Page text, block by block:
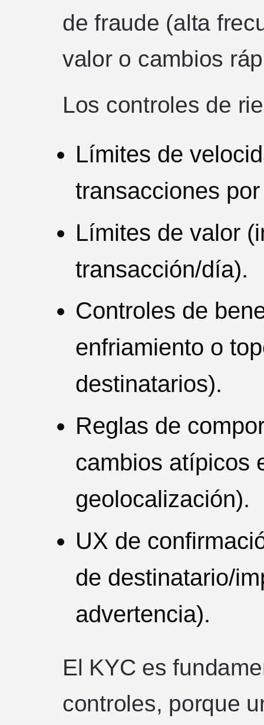
de fraude (alta
valor o cambios
Los controles de
Límites de
transacciones
Límites de valor
transacción/día).
Controles de
enfriamiento o
destinatarios).
Reglas de
cambios atípicos
geolocalización).
UX de
de destinatario/
advertencia).
El KYC es
controles, porque